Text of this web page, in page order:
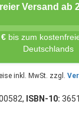
Versand ab
bis zum
Deutschlands
inkl. MwSt. zzgl.
ISBN-10: